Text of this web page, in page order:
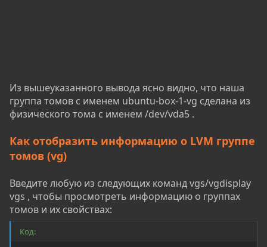
Из вышеуказанного вывода ясно видно, что наша
группа томов с именем ubuntu-box-1-vg сделана из
физического тома с именем /dev/vda5 .
Как отобразить информацию о LVM группе
томов (vg)
Введите любую из следующих команд vgs/vgdisplay
vgs , чтобы просмотреть информацию о группах
томов и их свойствах:
Код: